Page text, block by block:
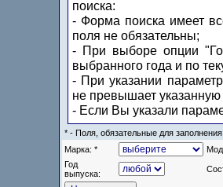
поиска:
- Форма поиска имеет
поля не обязательны;
- При выборе опции
выбранного года и по
- При указании
не превышает указанную
- Если Вы указали
* - Поля, обязательные для заполнения!
Марка: *
Год
выпуска: